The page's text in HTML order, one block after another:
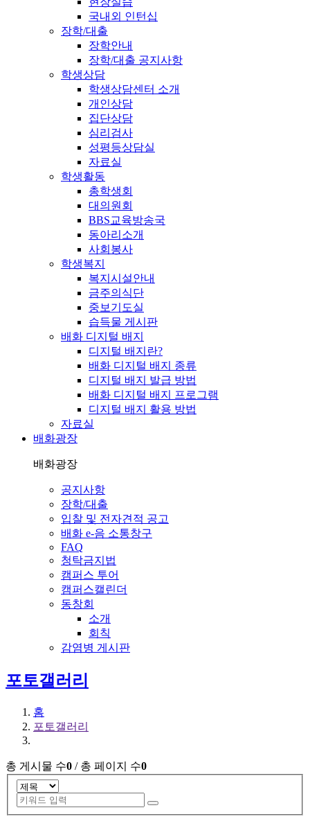
국내외 인턴십
장학/대출
장학안내
장학/대출 공지사항
학생상담
학생상담센터 소개
개인상담
집단상담
심리검사
성평등상담실
자료실
학생활동
총학생회
대의원회
BBS교육방송국
동아리소개
사회봉사
학생복지
복지시설안내
금주의식단
중보기도실
습득물 게시판
배화 디지털 배지
디지털 배지란?
배화 디지털 배지 종류
디지털 배지 발급 방법
배화 디지털 배지 프로그램
디지털 배지 활용 방법
자료실
배화광장
배화광장
공지사항
장학/대출
입찰 및 전자견적 공고
배화 e-음 소통창구
FAQ
청탁금지법
캠퍼스 투어
캠퍼스캘린더
동창회
소개
회칙
감염병 게시판
전체메뉴
포토갤러리
홈
포토갤러리
총 게시물 수0 / 총 페이지 수0
게시글의 분야,제목으로 검색하세요.
검색 옵션
키워드 입력
검색